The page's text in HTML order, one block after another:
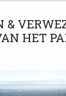
&
HET